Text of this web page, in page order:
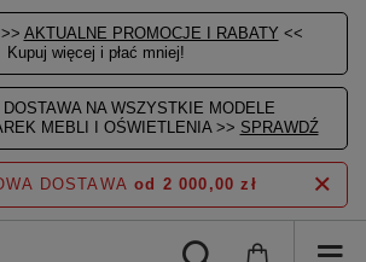
AKTUALNE PROMOCJE I RABATY <<
Kupuj więcej i płać mniej!
DOSTAWA NA WSZYSTKIE MODELE
MEBLI I OŚWIETLENIA >> SPRAWDŹ
DOSTAWA od 2 000,00 zł